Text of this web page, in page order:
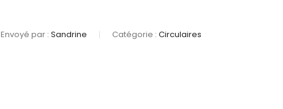
Envoyé par : Sandrine Catégorie : Circulaires